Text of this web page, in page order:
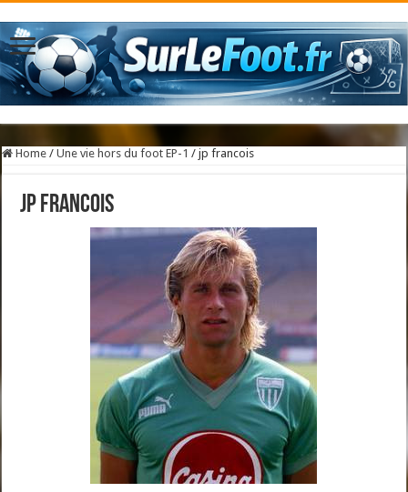
Home / Une vie hors du foot EP-1 / jp francois
jp francois